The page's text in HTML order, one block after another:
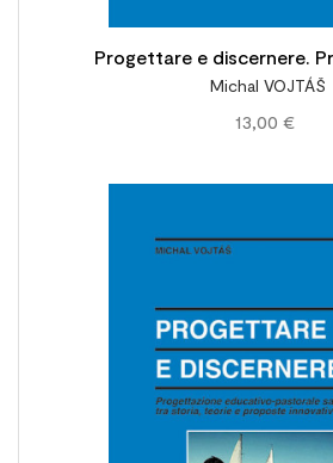
Progettare e discernere.
educativo-pastorale
teorie e proposte
Michal VOJTÁŠ
13,00 €